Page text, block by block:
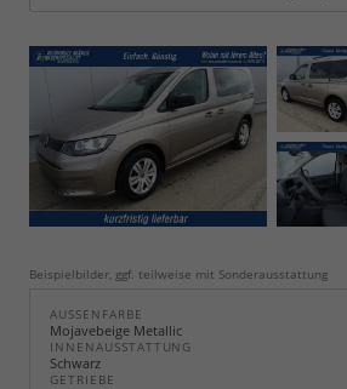
Beispielbilder, ggf. teilweise mit Sonderausstattung
AUSSENFARBE
Mojavebeige Metallic
INNENAUSSTATTUNG
Schwarz
GETRIEBE